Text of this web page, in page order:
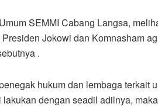
SEMMI Cabang Langsa,
Jokowi dan Komnasham
.
hukum dan lembaga terkait
dengan seadil adilnya,